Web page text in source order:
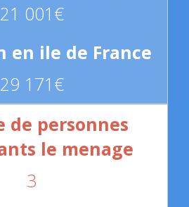
21 001€
29 171€
3